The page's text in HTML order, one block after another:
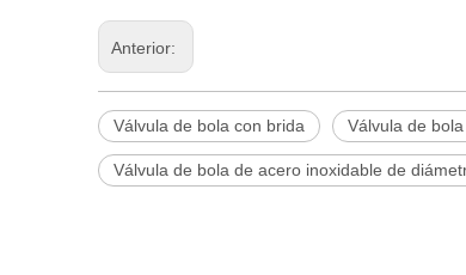
Anterior:
Válvula de bola con brida Válvula de
Válvula de bola de acero inoxidable de